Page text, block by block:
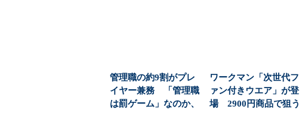
管理職の約9割がプレ
イヤー兼務 「管理職
は罰ゲーム」なのか、
ワークマン「次世代フ
ァン付きウエア」が登
場 2900円商品で狙う